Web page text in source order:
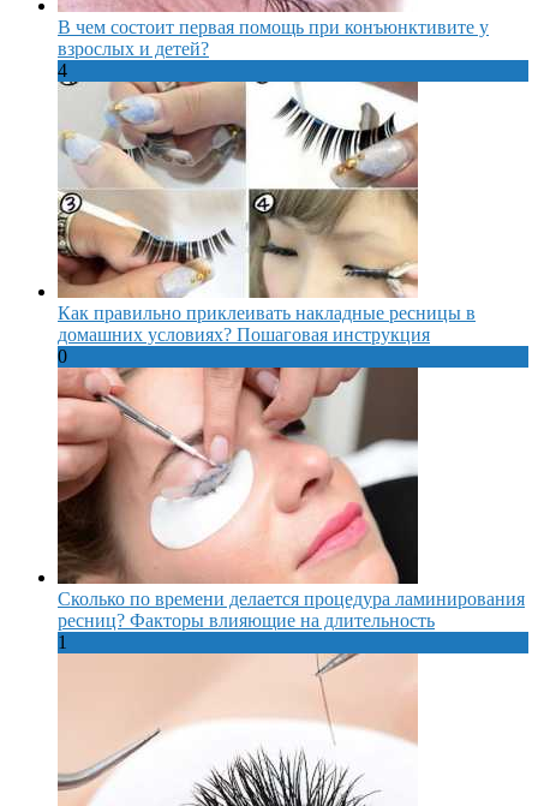
В чем состоит первая помощь при конъюнктивите у
взрослых и детей?
4
Как правильно приклеивать накладные ресницы в
домашних условиях? Пошаговая инструкция
0
Сколько по времени делается процедура ламинирования
ресниц? Факторы влияющие на длительность
1